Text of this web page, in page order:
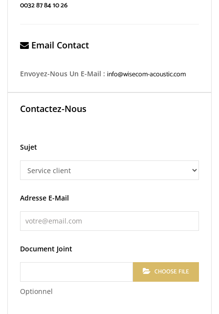
0032 87 84 10 26
Email Contact
Envoyez-Nous Un E-Mail : info@wisecom-acoustic.com
Contactez-Nous
Sujet
Adresse E-Mail
Document Joint
CHOOSE FILE
Optionnel